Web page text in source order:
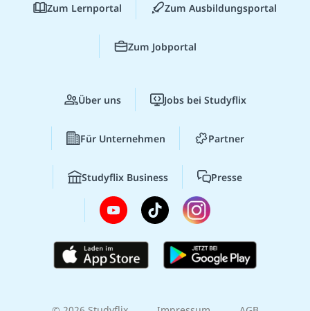
Zum Lernportal Zum Ausbildungsportal
Zum Jobportal
Über uns Jobs bei Studyflix
Für Unternehmen Partner
Studyflix Business Presse